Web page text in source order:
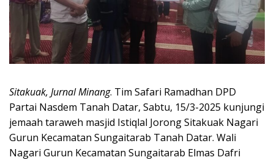
Sitakuak, Jurnal Minang. Tim Safari Ramadhan DPD
Partai Nasdem Tanah Datar, Sabtu, 15/3-2025 kunjungi
jemaah taraweh masjid Istiqlal Jorong Sitakuak Nagari
Gurun Kecamatan Sungaitarab Tanah Datar. Wali
Nagari Gurun Kecamatan Sungaitarab Elmas Dafri